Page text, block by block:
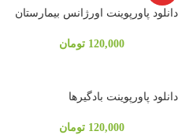
دانلود پاورپوینت اورژانس بیمارستان
120,000 تومان
دانلود پاورپوینت بادگيرها
120,000 تومان